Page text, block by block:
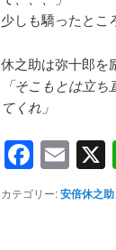
少しも驕ったとこ
休之助は弥十郎を
「そこもとは立
てくれ」
カテゴリー:安倍休之助